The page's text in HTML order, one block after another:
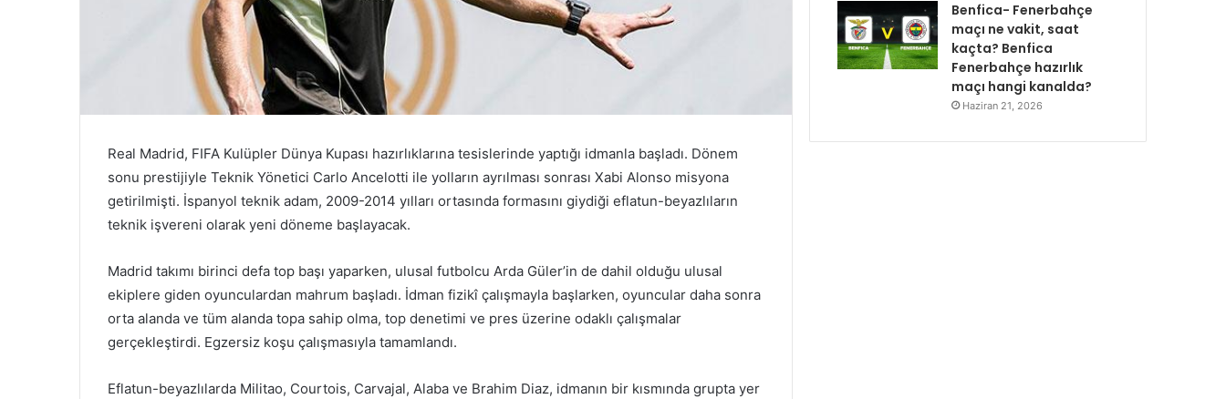
Real Madrid, FIFA Kulüpler Dünya Kupası hazırlıklarına tesislerinde yaptığı idmanla başladı. Dönem
sonu prestijiyle Teknik Yönetici Carlo Ancelotti ile yolların ayrılması sonrası Xabi Alonso misyona
getirilmişti. İspanyol teknik adam, 2009-2014 yılları ortasında formasını giydiği eflatun-beyazlıların
teknik işvereni olarak yeni döneme başlayacak.
Madrid takımı birinci defa top başı yaparken, ulusal futbolcu Arda Güler’in de dahil olduğu ulusal
ekiplere giden oyunculardan mahrum başladı. İdman fizikî çalışmayla başlarken, oyuncular daha sonra
orta alanda ve tüm alanda topa sahip olma, top denetimi ve pres üzerine odaklı çalışmalar
gerçekleştirdi. Egzersiz koşu çalışmasıyla tamamlandı.
Eflatun-beyazlılarda Militao, Courtois, Carvajal, Alaba ve Brahim Diaz, idmanın bir kısmında grupta yer
Benfica- Fenerbahçe
maçı ne vakit, saat
kaçta? Benfica
Fenerbahçe hazırlık
maçı hangi kanalda?
Haziran 21, 2026